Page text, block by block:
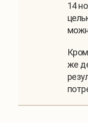
14
же